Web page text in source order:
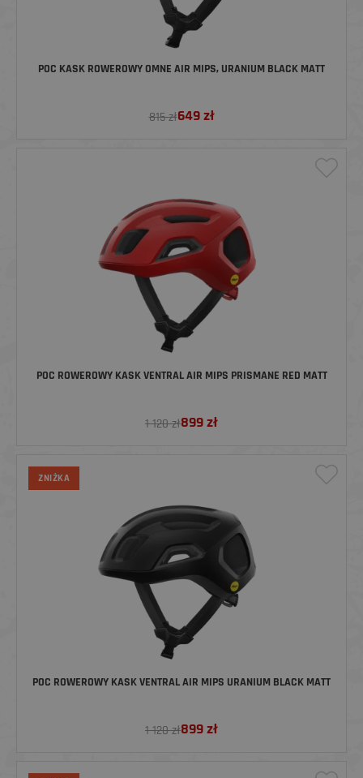
POC KASK ROWEROWY OMNE AIR MIPS, URANIUM BLACK MATT
815 zł649zł
POC ROWEROWY KASK VENTRAL AIR MIPS PRISMANE RED MATT
1 120 zł899zł
ZNIŻKA
POC ROWEROWY KASK VENTRAL AIR MIPS URANIUM BLACK MATT
1 120 zł899zł